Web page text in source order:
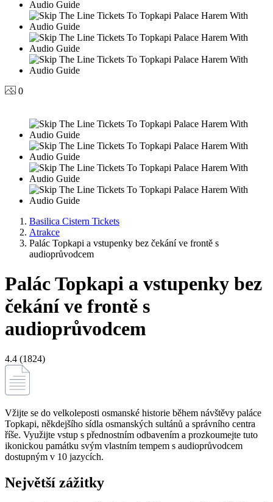
0
Basilica Cistern Tickets
Atrakce
Palác Topkapi a vstupenky bez čekání ve frontě s
audioprůvodcem
Palác Topkapi a vstupenky bez
čekání ve frontě s
audioprůvodcem
4.4 (1824)
Vžijte se do velkoleposti osmanské historie během návštěvy paláce
Topkapi, někdejšího sídla osmanských sultánů a správního centra
říše. Využijte vstup s přednostním odbavením a prozkoumejte tuto
ikonickou památku svým vlastním tempem s audioprůvodcem
dostupným v 10 jazycích.
Největší zážitky